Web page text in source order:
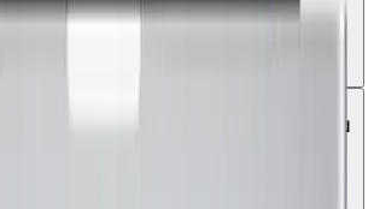
อย่างไร?
บบ MT5 โดยใช้รายละเอียดการเข้าสู่ระบบ